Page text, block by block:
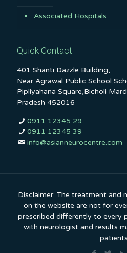
Associated Hospitals
Quick Contact
401 Shanti Dazzle Building,
Near Agrawal Public
Pipliyahana Square,Bicholi
Pradesh 452016
0911 12345 29
0911 12345 39
info@asianneurocentre.com
Disclaimer: The treatment and
on the website are not for
prescribed differently to every
with neurologist and results